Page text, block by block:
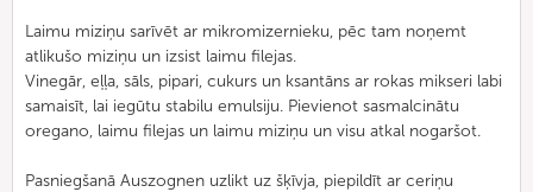
Laimu miziņu sarīvēt ar mikromizernieku, pēc tam noņemt
atlikušo miziņu un izsist laimu filejas.
Vinegār, eļļa, sāls, pipari, cukurs un ksantāns ar rokas mikseri labi
samaisīt, lai iegūtu stabilu emulsiju. Pievienot sasmalcinātu
oregano, laimu filejas un laimu miziņu un visu atkal nogaršot.
Pasniegšanā Auszognen uzlikt uz šķīvja, piepildīt ar ceriņu